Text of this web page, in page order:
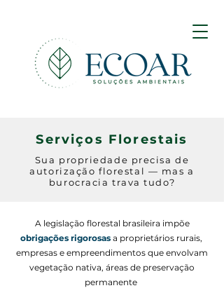
Serviços Florestais
Sua propriedade precisa de
autorização florestal — mas a
burocracia trava tudo?
A legislação florestal brasileira impõe
obrigações rigorosasa proprietários rurais,
empresas e empreendimentos que envolvam
vegetação nativa, áreas de preservação
permanente